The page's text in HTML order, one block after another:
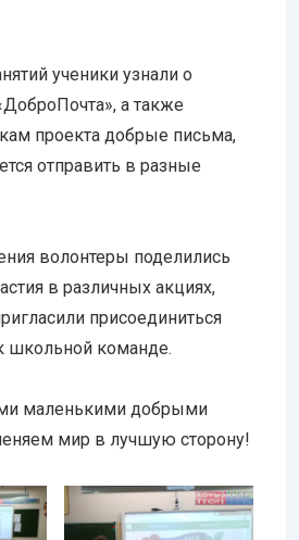
ученики узнали о
а также
проекта добрые письма,
отправить в разные
волонтеры поделились
в различных акциях,
присоединиться
школьной команде.
маленькими добрыми
мир в лучшую сторону!